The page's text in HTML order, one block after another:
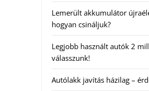
Lemerült akkumulátor
hogyan csináljuk?
Legjobb használt autók 2
válasszunk!
Autólakk javítás házilag –